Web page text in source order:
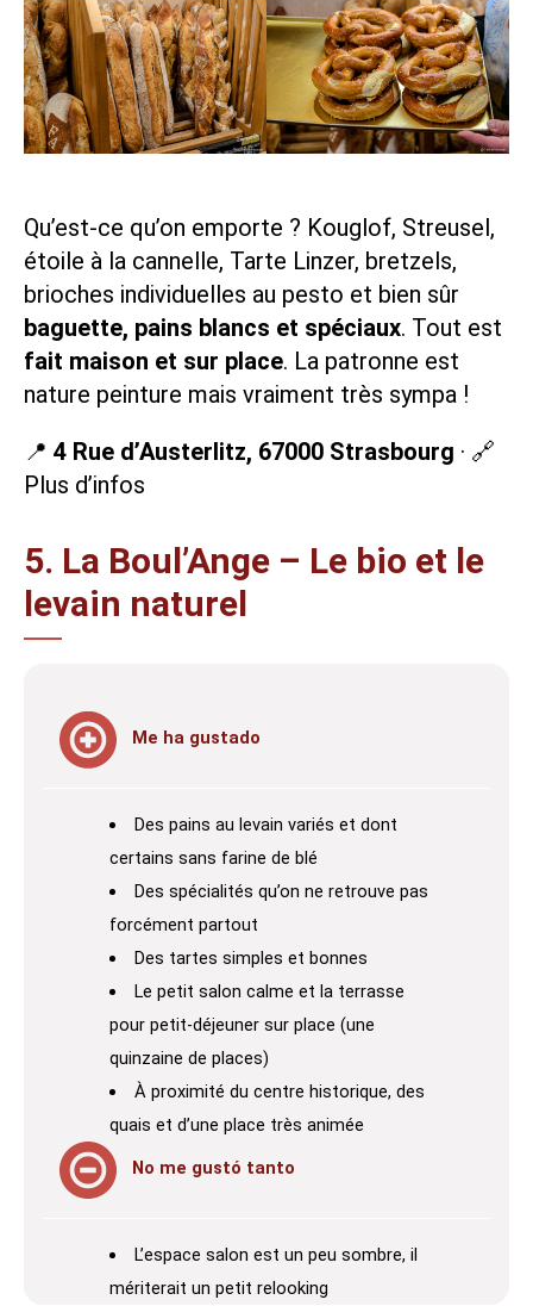
Qu’est-ce qu’on emporte ? Kouglof, Streusel,
étoile à la cannelle, Tarte Linzer, bretzels,
brioches individuelles au pesto et bien sûr
baguette, pains blancs et spéciaux. Tout est
fait maison et sur place. La patronne est
nature peinture mais vraiment très sympa !
📍 4 Rue d’Austerlitz, 67000 Strasbourg · 🔗
Plus d’infos
5. La Boul’Ange – Le bio et le
levain naturel
Me ha gustado
Des pains au levain variés et dont
certains sans farine de blé
Des spécialités qu’on ne retrouve pas
forcément partout
Des tartes simples et bonnes
Le petit salon calme et la terrasse
pour petit-déjeuner sur place (une
quinzaine de places)
À proximité du centre historique, des
quais et d’une place très animée
No me gustó tanto
L’espace salon est un peu sombre, il
mériterait un petit relooking